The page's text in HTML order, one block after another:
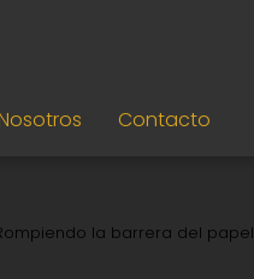
Contacto
la barrera del papel